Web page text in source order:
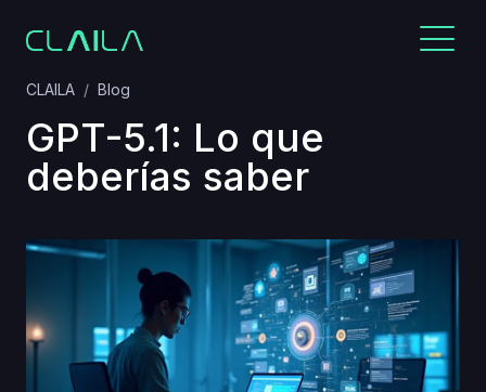
CLAILA Blog
GPT-5.1: Lo que
deberías saber